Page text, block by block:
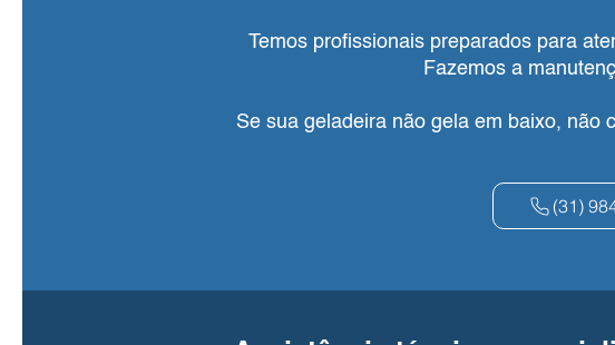
Temos profissionais preparados para
Fazemos a
Se sua geladeira não gela em baixo, não
(31)